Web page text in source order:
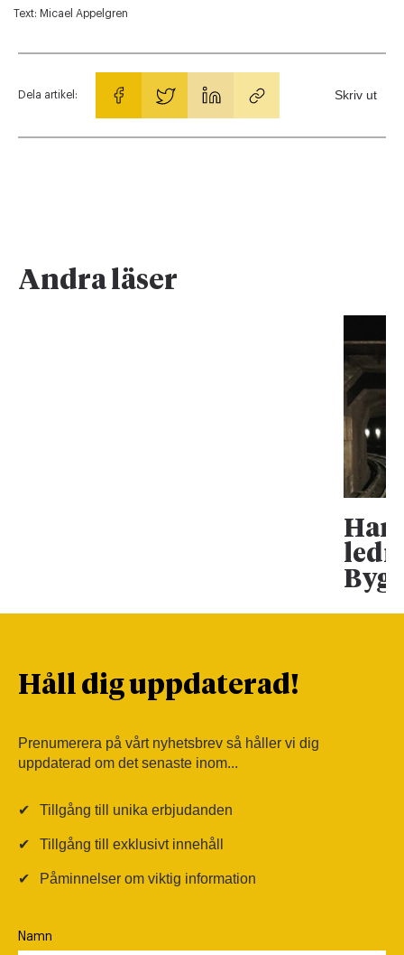
Text: Micael Appelgren
Dela artikel: Skriv ut
Andra läser
Han
Håll dig uppdaterad!
Prenumerera på vårt nyhetsbrev så håller vi dig
uppdaterad om det senaste inom...
✔ Tillgång till unika erbjudanden
✔ Tillgång till exklusivt innehåll
✔ Påminnelser om viktig information
Namn